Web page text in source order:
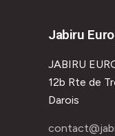
Jabiru
JABIRU
12b Rte de
Darois